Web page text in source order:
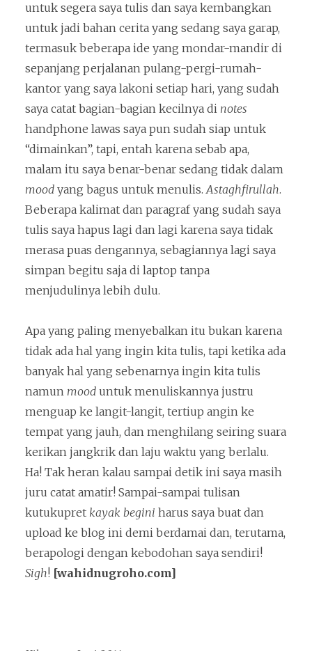
untuk segera saya tulis dan saya kembangkan
untuk jadi bahan cerita yang sedang saya garap,
termasuk beberapa ide yang mondar-mandir di
sepanjang perjalanan pulang-pergi-rumah-
kantor yang saya lakoni setiap hari, yang sudah
saya catat bagian-bagian kecilnya di notes
handphone lawas saya pun sudah siap untuk
“dimainkan”, tapi, entah karena sebab apa,
malam itu saya benar-benar sedang tidak dalam
mood yang bagus untuk menulis.Astaghfirullah.
Beberapa kalimat dan paragraf yang sudah saya
tulis saya hapus lagi dan lagi karena saya tidak
merasa puas dengannya, sebagiannya lagi saya
simpan begitu saja di laptop tanpa
menjudulinya lebih dulu.
Apa yang paling menyebalkan itu bukan karena
tidak ada hal yang ingin kita tulis, tapi ketika ada
banyak hal yang sebenarnya ingin kita tulis
namun mood untuk menuliskannya justru
menguap ke langit-langit, tertiup angin ke
tempat yang jauh, dan menghilang seiring suara
kerikan jangkrik dan laju waktu yang berlalu.
Ha! Tak heran kalau sampai detik ini saya masih
juru catat amatir! Sampai-sampai tulisan
kutukupret kayak begini harus saya buat dan
upload ke blog ini demi berdamai dan, terutama,
berapologi dengan kebodohan saya sendiri!
Sigh! [wahidnugroho.com]